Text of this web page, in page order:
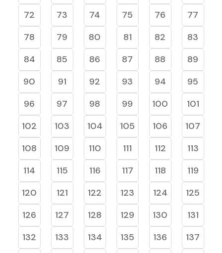
72
73 74 75 76
77
78
79 80 81 82
83
84
85 86 87 88
89
90
91 92 93 94
95
96
97 98 99 100
101
102
103 104 105 106
107
108
109 110 111 112
113
114
115 116 117 118
119
120
121 122 123 124
125
126
127 128 129 130
131
132
133 134 135 136
137